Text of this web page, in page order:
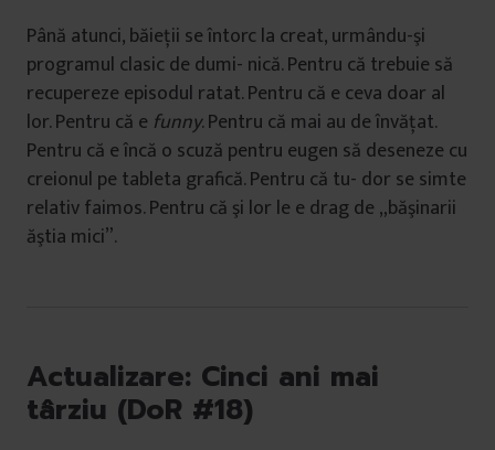
Până atunci, băieţii se întorc la creat, urmându-şi
programul clasic de dumi- nică. Pentru că trebuie să
recupereze episodul ratat. Pentru că e ceva doar al
lor. Pentru că e funny. Pentru că mai au de învăţat.
Pentru că e încă o scuză pentru eugen să deseneze cu
creionul pe tableta grafică. Pentru că tu- dor se simte
relativ faimos. Pentru că şi lor le e drag de „băşinarii
ăştia mici”.
Actualizare: Cinci ani mai
târziu (DoR #18)